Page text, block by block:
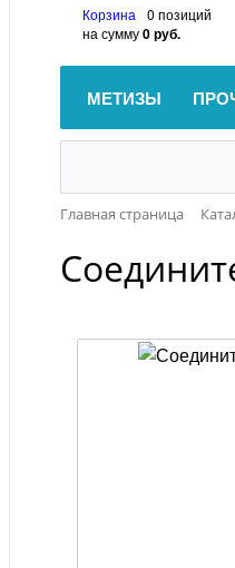
Корзина
0 позиций
на сумму0 руб.
МЕТИЗЫ
Главная страница